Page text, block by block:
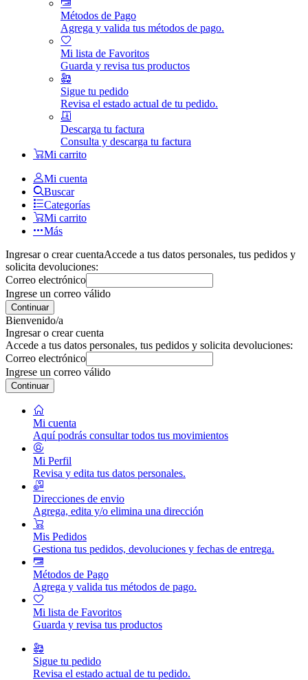
Métodos de Pago
Agrega y valida tus métodos de pago.
Mi lista de Favoritos
Guarda y revisa tus productos
Sigue tu pedido
Revisa el estado actual de tu pedido.
Descarga tu factura
Consulta y descarga tu factura
Mi carrito
Mi cuenta
Buscar
Categorías
Mi carrito
Más
Ingresar o crear cuentaAccede a tus datos personales, tus pedidos y
solicita devoluciones:
Correo electrónico
Ingrese un correo válido
Continuar
Bienvenido/a
Ingresar o crear cuenta
Accede a tus datos personales, tus pedidos y solicita devoluciones:
Correo electrónico
Ingrese un correo válido
Continuar
Mi cuenta
Aquí podrás consultar todos tus movimientos
Mi Perfil
Revisa y edita tus datos personales.
Direcciones de envio
Agrega, edita y/o elimina una dirección
Mis Pedidos
Gestiona tus pedidos, devoluciones y fechas de entrega.
Métodos de Pago
Agrega y valida tus métodos de pago.
Mi lista de Favoritos
Guarda y revisa tus productos
Sigue tu pedido
Revisa el estado actual de tu pedido.